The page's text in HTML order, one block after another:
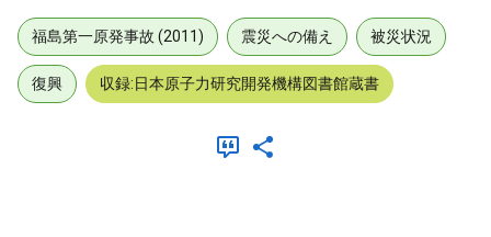
福島第一原発事故 (2011) 震災への備え 被災状況
復興 収録:日本原子力研究開発機構図書館蔵書